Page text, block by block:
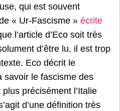
qui est souvent
« Ur-Fascisme » écrite
l’article d’Eco soit très
d’être lu, il est trop
Eco décrit le
savoir le fascisme des
précisément l’Italie
d’une définition très